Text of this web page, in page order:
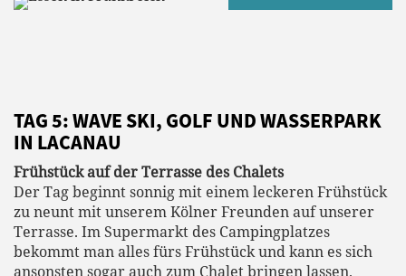
TAG 5: WAVE SKI, GOLF UND WASSERPARK
IN LACANAU
Frühstück auf der Terrasse des Chalets
Der Tag beginnt sonnig mit einem leckeren Frühstück
zu neunt mit unserem Kölner Freunden auf unserer
Terrasse. Im Supermarkt des Campingplatzes
bekommt man alles fürs Frühstück und kann es sich
ansonsten sogar auch zum Chalet bringen lassen.